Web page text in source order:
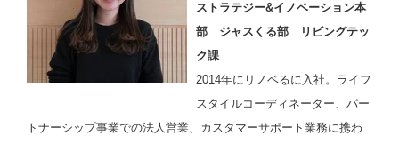
ストラテジー&イノベーション本
部 ジャスくる部 リビングテッ
ク課
2014年にリノベるに入社。ライフ
スタイルコーディネーター、パー
トナーシップ事業での法人営業、カスタマーサポート業務に携わ